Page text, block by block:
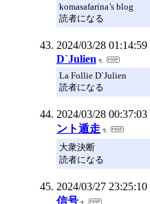
komasafarina’s blog
読者になる
2024/03/28 01:14:59
D`Julien
La Follie D`Julien
読者になる
2024/03/28 00:37:03
ント遁走
大衆決断
読者になる
2024/03/27 23:25:10
信号